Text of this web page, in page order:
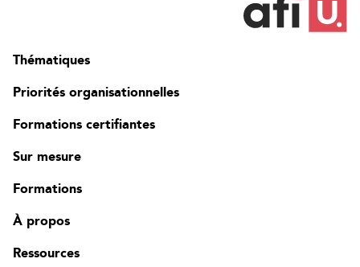
Thématiques
Priorités organisationnelles
Formations certifiantes
Sur mesure
Formations
À propos
Ressources